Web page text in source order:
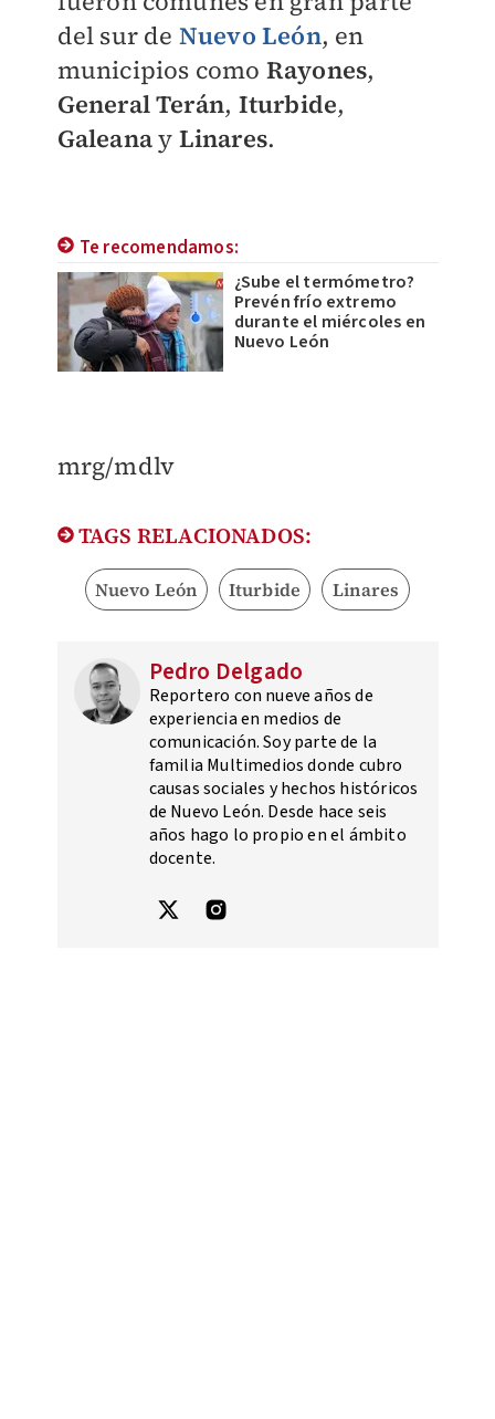
del sur de Nuevo León, en
municipios como Rayones,
General Terán, Iturbide,
Galeanay Linares.
Te recomendamos:
¿Sube el termómetro?
Prevén frío extremo
durante el miércoles en
Nuevo León
mrg/mdlv
TAGS RELACIONADOS:
Nuevo León Iturbide Linares
Pedro Delgado
Reportero con nueve años de
experiencia en medios de
comunicación. Soy parte de la
familia Multimedios donde cubro
causas sociales y hechos históricos
de Nuevo León. Desde hace seis
años hago lo propio en el ámbito
docente.